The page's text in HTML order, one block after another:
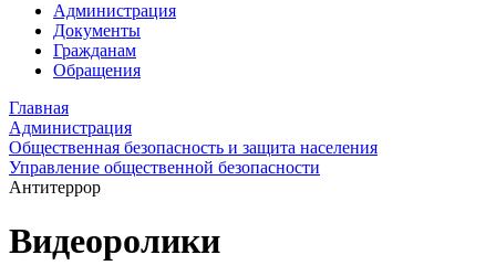
Администрация
Документы
Гражданам
Обращения
Главная
Администрация
Общественная безопасность и защита населения
Управление общественной безопасности
Антитеррор
Видеоролики